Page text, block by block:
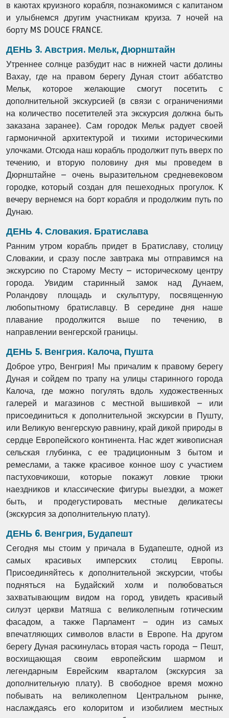
в каютах круизного корабля, познакомимся с капитаном
и улыбнемся другим участникам круиза. 7 ночей на
борту MS DOUCE FRANCE.
ДЕНЬ 3. Австрия. Мельк, Дюрнштайн
Утреннее солнце разбудит нас в нижней части долины
Вахау, где на правом берегу Дуная стоит аббатство
Мельк, которое желающие смогут посетить с
дополнительной экскурсией (в связи с ограничениями
на количество посетителей эта экскурсия должна быть
заказана заранее). Сам городок Мельк радует своей
гармоничной архитектурой и тихими историческими
улочками. Отсюда наш корабль продолжит путь вверх по
течению, и вторую половину дня мы проведем в
Дюрнштайне – очень выразительном средневековом
городке, который создан для пешеходных прогулок. К
вечеру вернемся на борт корабля и продолжим путь по
Дунаю.
ДЕНЬ 4. Словакия. Братислава
Ранним утром корабль придет в Братиславу, столицу
Словакии, и сразу после завтрака мы отправимся на
экскурсию по Старому Месту – историческому центру
города. Увидим старинный замок над Дунаем,
Роландову площадь и скульптуру, посвященную
любопытному братиславцу. В середине дня наше
плавание продолжится выше по течению, в
направлении венгерской границы.
ДЕНЬ 5. Венгрия. Калоча, Пушта
Доброе утро, Венгрия! Мы причалим к правому берегу
Дуная и сойдем по трапу на улицы старинного города
Калоча, где можно погулять вдоль художественных
галерей и магазинов с местной вышивкой – или
присоединиться к дополнительной экскурсии в Пушту,
или Великую венгерскую равнину, край дикой природы в
сердце Европейского континента. Нас ждет живописная
сельская глубинка, с ее традиционным 3 бытом и
ремеслами, а также красивое конное шоу с участием
пастуховчикоши, которые покажут ловкие трюки
наездников и классические фигуры выездки, а может
быть, и продегустировать местные деликатесы
(экскурсия за дополнительную плату).
ДЕНЬ 6. Венгрия, Будапешт
Сегодня мы стоим у причала в Будапеште, одной из
самых красивых имперских столиц Европы.
Присоединяйтесь к дополнительной экскурсии, чтобы
подняться на Будайский холм и полюбоваться
захватывающим видом на город, увидеть красивый
силуэт церкви Матяша с великолепным готическим
фасадом, а также Парламент – один из самых
впечатляющих символов власти в Европе. На другом
берегу Дуная раскинулась вторая часть города – Пешт,
восхищающая своим европейским шармом и
легендарным Еврейским кварталом (экскурсия за
дополнительную плату). В свободное время можно
побывать на великолепном Центральном рынке,
наслаждаясь его колоритом и изобилием местных